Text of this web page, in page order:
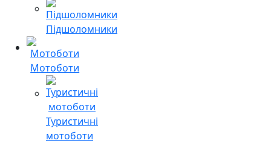
Підшоломники
Мотоботи
Туристичні
мотоботи